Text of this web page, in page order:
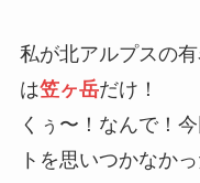
私が北アルプスの
は笠ヶ岳だけ！
くぅ〜！なんで！
トを思いつかなか